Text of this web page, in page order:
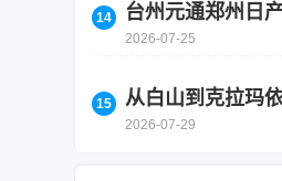
台州元通郑州日
2026-07-25
从白山到克拉玛
2026-07-29